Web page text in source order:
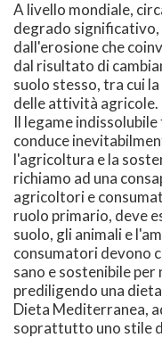
A livello mondiale,
degrado
dall'erosione che
dal risultato di
suolo stesso, tra cui
delle attività agricole.
Il legame
conduce
l'agricoltura e la
richiamo ad una
agricoltori e
ruolo primario, deve
suolo, gli animali e
consumatori devono
sano e sostenibile
prediligendo una
Dieta Mediterranea,
soprattutto uno stile